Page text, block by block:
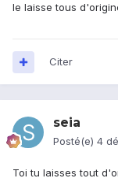
le laisse tous
Citer
seia
Posté(e) 4
Toi tu laisses tout